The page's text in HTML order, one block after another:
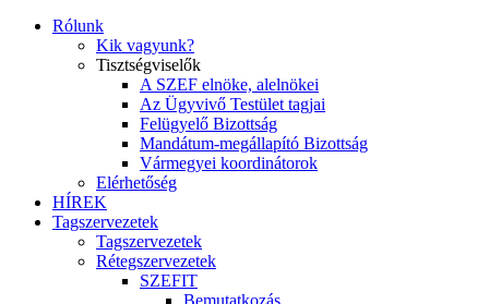
Rólunk
Kik vagyunk?
Tisztségviselők
A SZEF elnöke, alelnökei
Az Ügyvivő Testület tagjai
Felügyelő Bizottság
Mandátum-megállapító Bizottság
Vármegyei koordinátorok
Elérhetőség
HÍREK
Tagszervezetek
Tagszervezetek
Rétegszervezetek
SZEFIT